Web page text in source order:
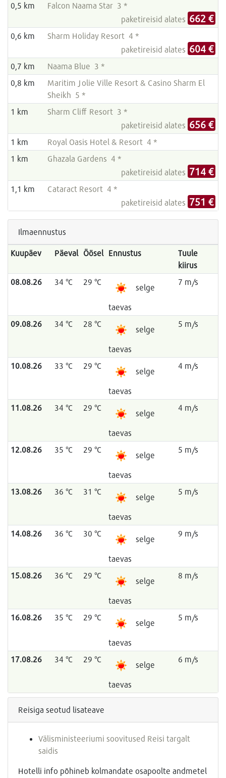
0,5 km
Falcon Naama Star 3 *
paketireisid alates 662 €
0,6 km
Sharm Holiday Resort 4 *
paketireisid alates 604 €
0,7 km
Naama Blue 3 *
0,8 km
Maritim Jolie Ville Resort & Casino Sharm El
Sheikh 5 *
1 km
Sharm Cliff Resort 3 *
paketireisid alates 656 €
1 km
Royal Oasis Hotel & Resort 4 *
1 km
Ghazala Gardens 4 *
paketireisid alates 714 €
1,1 km
Cataract Resort 4 *
paketireisid alates 751 €
Ilmaennustus
Kuupäev Päeval Öösel Ennustus
Tuule
kiirus
08.08.26
34 °C 29 °C
selge
taevas
7 m/s
09.08.26 34 °C 28 °C
selge
taevas
5 m/s
10.08.26 33 °C 29 °C
selge
taevas
4 m/s
11.08.26 34 °C 29 °C
selge
taevas
4 m/s
12.08.26 35 °C 29 °C
selge
taevas
5 m/s
13.08.26 36 °C 31 °C
selge
taevas
5 m/s
14.08.26 36 °C 30 °C
selge
taevas
9 m/s
15.08.26 36 °C 29 °C
selge
taevas
8 m/s
16.08.26 35 °C 29 °C
selge
taevas
5 m/s
17.08.26 34 °C 29 °C
selge
taevas
6 m/s
Reisiga seotud lisateave
Välisministeeriumi soovitused Reisi targalt
saidis
Hotelli info põhineb kolmandate osapoolte andmetel